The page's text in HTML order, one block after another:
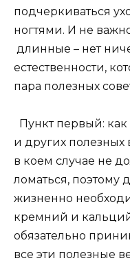
подчеркиваться
ногтями. И не
длинные – нет
естественности,
пара полезных
Пункт первый:
и других полезных
в коем случае не
ломаться, поэтому
жизненно
кремний и
обязательно
все эти полезные